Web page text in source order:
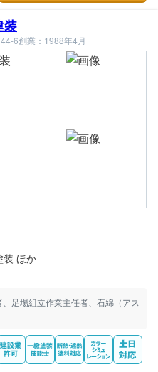
装
6創業：1988年4月
装 ほか
足場組立作業主任者、石綿（アス